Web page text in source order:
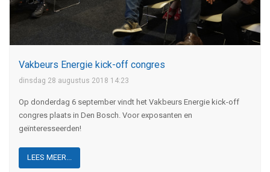
Vakbeurs Energie kick-off congres
dinsdag 28 augustus 2018 14:23
Op donderdag 6 september vindt het Vakbeurs Energie kick-off
congres plaats in Den Bosch. Voor exposanten en
geïnteresseerden!
LEES MEER...